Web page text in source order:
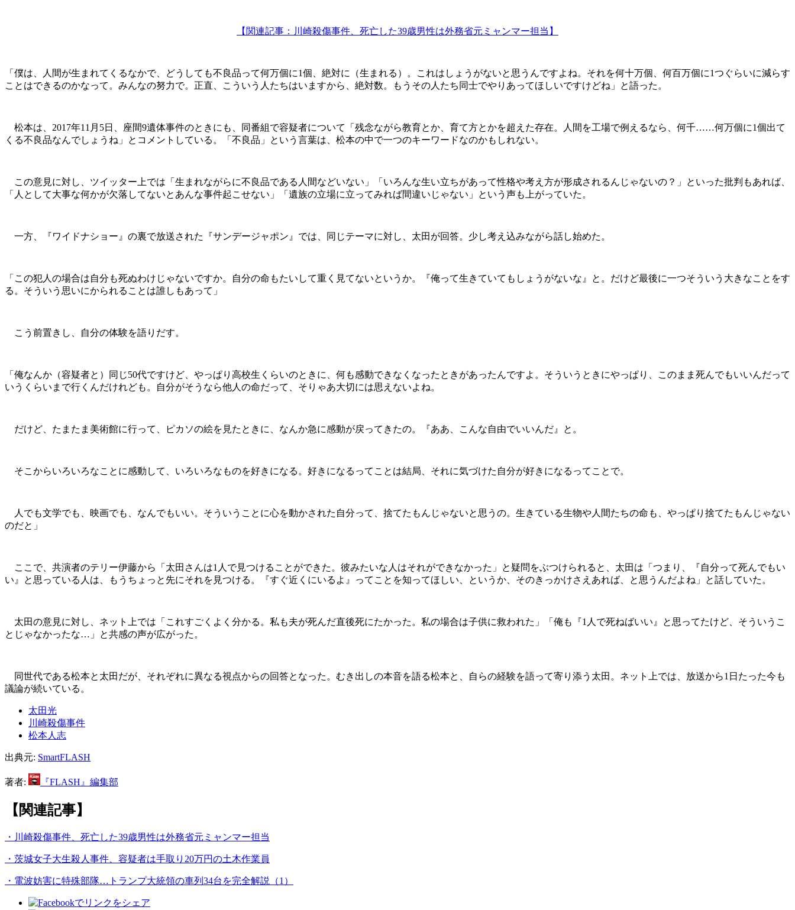
【関連記事：川崎殺傷事件、死亡した39歳男性は外務省元ミャンマー担当】
「僕は、人間が生まれてくるなかで、どうしても不良品って何万個に1個、絶対に（生まれる）。これはしょうがないと思うんですよね。それを何十万個、何百万個に1つぐらいに減らす
ことはできるのかなって。みんなの努力で。正直、こういう人たちはいますから、絶対数。もうその人たち同士でやりあってほしいですけどね」と語った。
松本は、2017年11月5日、座間9遺体事件のときにも、同番組で容疑者について「残念ながら教育とか、育て方とかを超えた存在。人間を工場で例えるなら、何千……何万個に1個出て
くる不良品なんでしょうね」とコメントしている。「不良品」という言葉は、松本の中で一つのキーワードなのかもしれない。
この意見に対し、ツイッター上では「生まれながらに不良品である人間などいない」「いろんな生い立ちがあって性格や考え方が形成されるんじゃないの？」といった批判もあれば、
「人として大事な何かが欠落してないとあんな事件起こせない」「遺族の立場に立ってみれば間違いじゃない」という声も上がっていた。
一方、『ワイドナショー』の裏で放送された『サンデージャポン』では、同じテーマに対し、太田が回答。少し考え込みながら話し始めた。
「この犯人の場合は自分も死ぬわけじゃないですか。自分の命もたいして重く見てないというか。『俺って生きていてもしょうがないな』と。だけど最後に一つそういう大きなことをす
る。そういう思いにかられることは誰しもあって」
こう前置きし、自分の体験を語りだす。
「俺なんか（容疑者と）同じ50代ですけど、やっぱり高校生くらいのときに、何も感動できなくなったときがあったんですよ。そういうときにやっぱり、このまま死んでもいいんだって
いうくらいまで行くんだけれども。自分がそうなら他人の命だって、そりゃあ大切には思えないよね。
だけど、たまたま美術館に行って、ピカソの絵を見たときに、なんか急に感動が戻ってきたの。『ああ、こんな自由でいいんだ』と。
そこからいろいろなことに感動して、いろいろなものを好きになる。好きになるってことは結局、それに気づけた自分が好きになるってことで。
人でも文学でも、映画でも、なんでもいい。そういうことに心を動かされた自分って、捨てたもんじゃないと思うの。生きている生物や人間たちの命も、やっぱり捨てたもんじゃない
のだと」
ここで、共演者のテリー伊藤から「太田さんは1人で見つけることができた。彼みたいな人はそれができなかった」と疑問をぶつけられると、太田は「つまり、『自分って死んでもい
い』と思っている人は、もうちょっと先にそれを見つける。『すぐ近くにいるよ』ってことを知ってほしい、というか、そのきっかけさえあれば、と思うんだよね」と話していた。
太田の意見に対し、ネット上では「これすごくよく分かる。私も夫が死んだ直後死にたかった。私の場合は子供に救われた」「俺も『1人で死ねばいい』と思ってたけど、そういうこ
とじゃなかったな…」と共感の声が広がった。
同世代である松本と太田だが、それぞれに異なる視点からの回答となった。むき出しの本音を語る松本と、自らの経験を語って寄り添う太田。ネット上では、放送から1日たった今も
議論が続いている。
太田光
川崎殺傷事件
松本人志
出典元: SmartFLASH
著者: 『FLASH』編集部
【関連記事】
・川崎殺傷事件、死亡した39歳男性は外務省元ミャンマー担当
・茨城女子大生殺人事件、容疑者は手取り20万円の土木作業員
・電波妨害に特殊部隊…トランプ大統領の車列34台を完全解説（1）